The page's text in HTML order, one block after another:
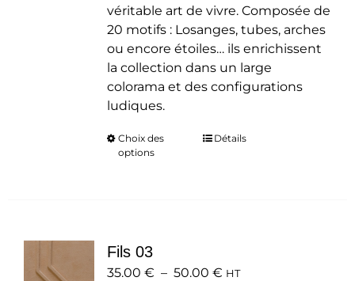
véritable art de vivre. Composée de
20 motifs : Losanges, tubes, arches
ou encore étoiles… ils enrichissent
la collection dans un large
colorama et des configurations
ludiques.
Choix des
options
Ce
peuvent
Détails
Fils 03
35.00 € – 50.00 €Plage
HT